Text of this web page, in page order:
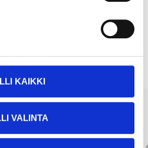
KAIKKI
VALINTA
köpte också